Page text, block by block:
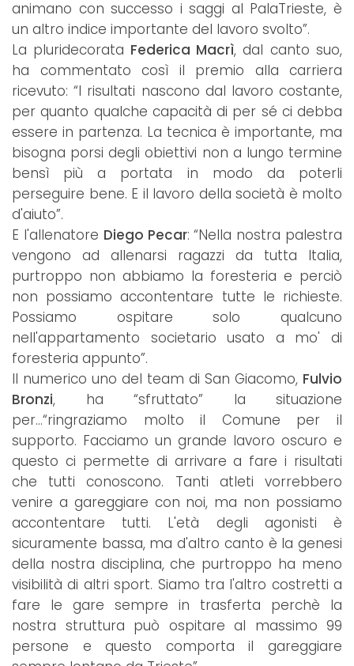
animano con successo i saggi al PalaTrieste, è
un altro indice importante del lavoro svolto”.
La pluridecorata Federica Macrì, dal canto suo,
ha commentato così il premio alla carriera
ricevuto: “I risultati nascono dal lavoro costante,
per quanto qualche capacità di per sé ci debba
essere in partenza. La tecnica è importante, ma
bisogna porsi degli obiettivi non a lungo termine
bensì più a portata in modo da poterli
perseguire bene. E il lavoro della società è molto
d'aiuto”.
E l'allenatore Diego Pecar: “Nella nostra palestra
vengono ad allenarsi ragazzi da tutta Italia,
purtroppo non abbiamo la foresteria e perciò
non possiamo accontentare tutte le richieste.
Possiamo ospitare solo qualcuno
nell'appartamento societario usato a mo' di
foresteria appunto”.
Il numerico uno del team di San Giacomo, Fulvio
Bronzi, ha “sfruttato” la situazione
per...“ringraziamo molto il Comune per il
supporto. Facciamo un grande lavoro oscuro e
questo ci permette di arrivare a fare i risultati
che tutti conoscono. Tanti atleti vorrebbero
venire a gareggiare con noi, ma non possiamo
accontentare tutti. L'età degli agonisti è
sicuramente bassa, ma d'altro canto è la genesi
della nostra disciplina, che purtroppo ha meno
visibilità di altri sport. Siamo tra l'altro costretti a
fare le gare sempre in trasferta perchè la
nostra struttura può ospitare al massimo 99
persone e questo comporta il gareggiare